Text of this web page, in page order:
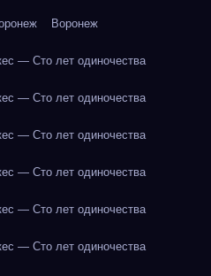
Воронеж
— Сто лет одиночества
— Сто лет одиночества
— Сто лет одиночества
— Сто лет одиночества
— Сто лет одиночества
— Сто лет одиночества